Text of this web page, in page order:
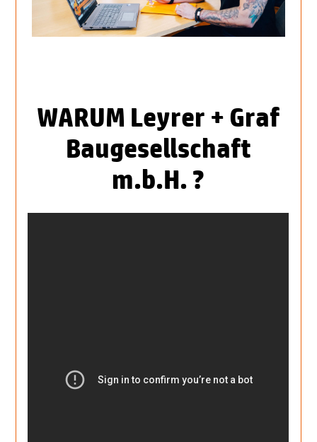
WARUM Leyrer + Graf
Baugesellschaft
m.b.H. ?